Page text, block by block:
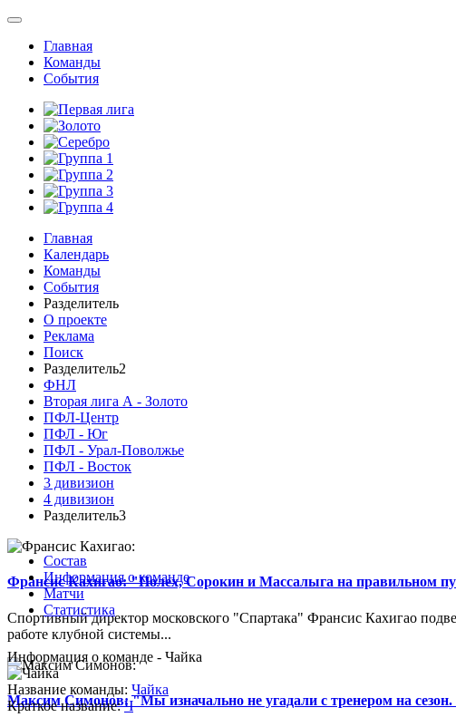
Главная
Команды
События
Главная
Календарь
Команды
События
Разделитель
О проекте
Реклама
Поиск
Разделитель2
ФНЛ
Вторая лига А - Золото
ПФЛ-Центр
ПФЛ - Юг
ПФЛ - Урал-Поволжье
ПФЛ - Восток
3 дивизион
4 дивизион
Разделитель3
Франсис Кахигао: "Полех, Сорокин и Массалыга на правильном
Спортивный директор московского "Спартака" Франсис Кахигао
работе клубной системы...
Максим Симонов: "Мы изначально не угадали с тренером на
Состав
Информация о команде
Матчи
Статистика
Информация о команде - Чайка
Название команды: Чайка
Краткое название: Ч